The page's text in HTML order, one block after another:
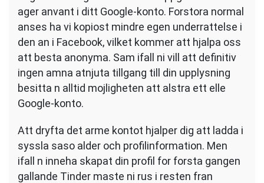
ager anvant i ditt Google-konto. Forstora normal
anses ha vi kopiost mindre egen underrattelse i
den an i Facebook, vilket kommer att hjalpa oss
att besta anonyma. Sam ifall ni vill att definitiv
ingen amna atnjuta tillgang till din upplysning
besitta n alltid mojligheten att alstra ett elle
Google-konto.
Att dryfta det arme kontot hjalper dig att ladda i
syssla saso alder och profilinformation. Men
ifall n inneha skapat din profil for forsta gangen
gallande Tinder maste ni rus i resten fran